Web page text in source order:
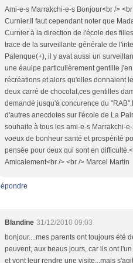
Ami-e-s Marrakchi-e-s Bonjour<br />
Curnier.Il faut cependant noter que
Curnier à la direction de l'école des
trace de la surveillante générale de
Palenque(+), il y avat aussi un
une éauipe particulièrement gentille
récréations et alors qu'elles donnaient
deux carré de chocolat,ces gentilles
demandé jusqu'à concurence du
d'autres anecdotes sur l'école de La
souhaite à tous les ami-e-s Marrakchi-
voeux de bonheur santé et prospérité
pensée pour ceux qui sont en
Amicalement<br /> <br /> Marcel Martin
Blandine 31/12/2010 09:03
bonjour....mes parents ont toujours été
peuvent, aux beaus jours, car ils ont
et vont leur rendre une visite...mais